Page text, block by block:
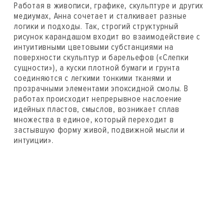
Работая в живописи, графике, скульптуре и других
медиумах, Анна сочетает и сталкивает разные
логики и подходы. Так, строгий структурный
рисунок карандашом входит во взаимодействие с
интуитивными цветовыми субстанциями на
поверхности скульптур и барельефов («Слепки
сущности»), а куски плотной бумаги и грунта
соединяются с легкими тонкими тканями и
прозрачными элементами эпоксидной смолы. В
работах происходит непрерывное наслоение
идейных пластов, смыслов, возникает сплав
множества в единое, который переходит в
застывшую форму живой, подвижной мысли и
интуиции».